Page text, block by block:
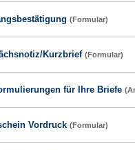
(Formular)
Kurzbrief (Formular)
für Ihre Briefe
Vordruck (Formular)